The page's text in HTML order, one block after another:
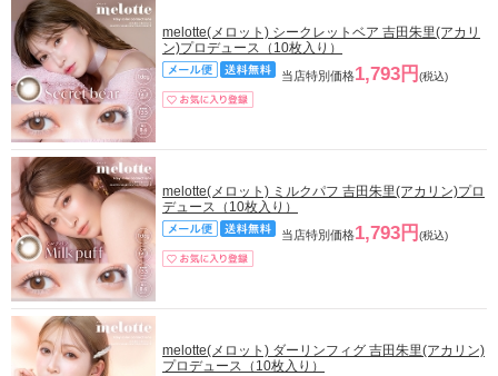
melotte(メロット) シークレットベア 吉田朱里(アカリ
ン)プロデュース（10枚入り）
当店特別価格1,793円 (税込)
melotte(メロット) ミルクパフ 吉田朱里(アカリン)プロ
デュース（10枚入り）
当店特別価格1,793円 (税込)
melotte(メロット) ダーリンフィグ 吉田朱里(アカリン)
プロデュース（10枚入り）